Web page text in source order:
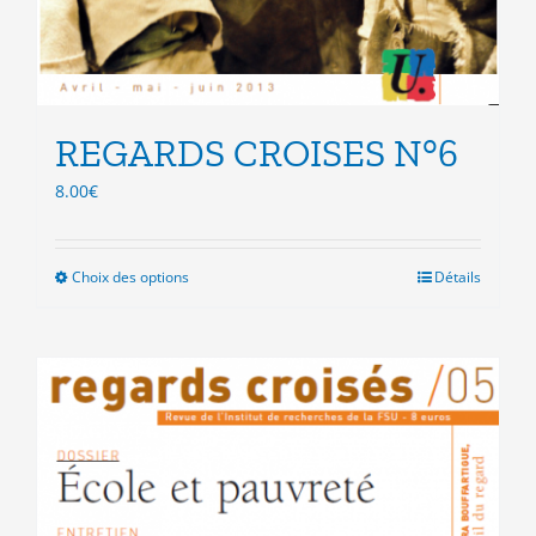
REGARDS CROISES N°6
8.00€
Choix des optionsCe
variations.
Les
être
choisies
Détails